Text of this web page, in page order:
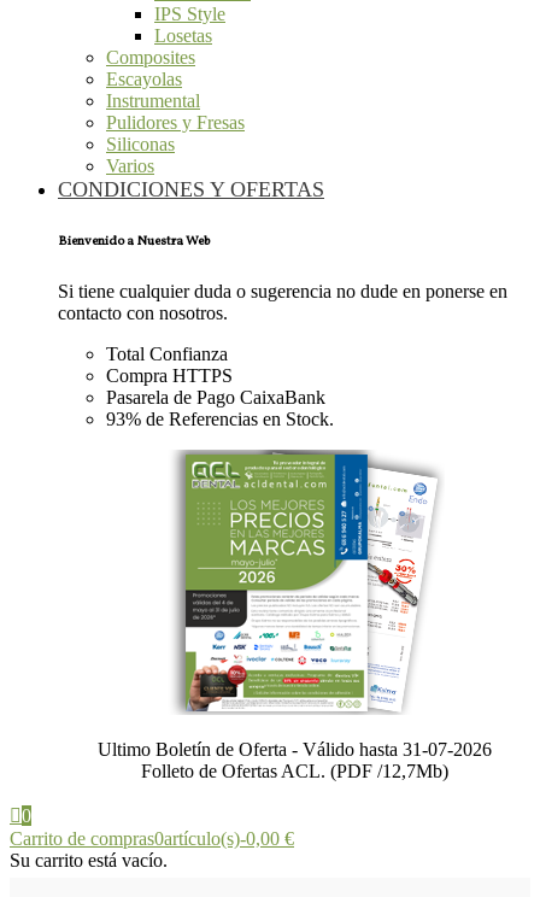
IPS Style
Losetas
Composites
Escayolas
Instrumental
Pulidores y Fresas
Siliconas
Varios
CONDICIONES Y OFERTAS
Bienvenido a Nuestra Web
Si tiene cualquier duda o sugerencia no dude en ponerse en
contacto con nosotros.
Total Confianza
Compra HTTPS
Pasarela de Pago CaixaBank
93% de Referencias en Stock.
Ultimo Boletín de Oferta - Válido hasta 31-07-2026
Folleto de Ofertas ACL. (PDF /12,7Mb)
0
Carrito de compras0artículo(s)-0,00 €
Su carrito está vacío.